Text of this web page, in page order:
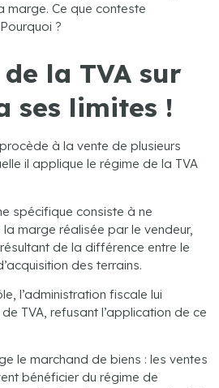
marge. Ce que conteste
?
la TVA sur
ses limites !
à la vente de plusieurs
il applique le régime de la TVA
spécifique consiste à ne
marge réalisée par le vendeur,
de la différence entre le
des terrains.
l’administration fiscale lui
TVA, refusant l’application de ce
le marchand de biens : les ventes
bénéficier du régime de